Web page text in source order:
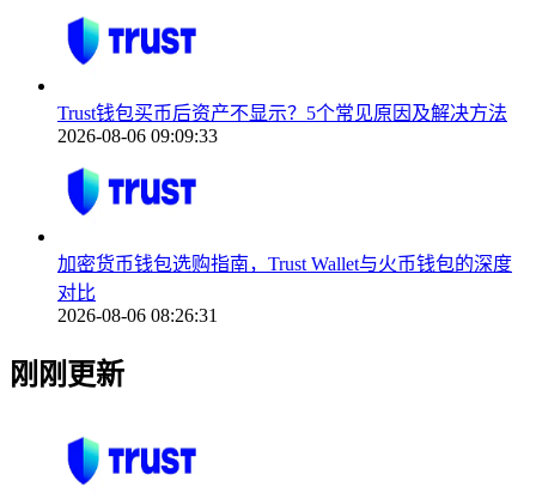
Trust钱包买币后资产不显示？5个常见原因及解决方法
2026-08-06 09:09:33
加密货币钱包选购指南，Trust Wallet与火币钱包的深度
对比
2026-08-06 08:26:31
刚刚更新